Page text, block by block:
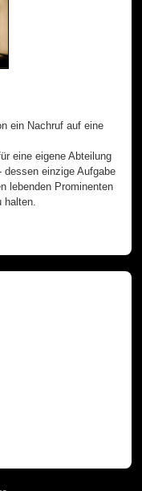
ein Nachruf auf eine
eine eigene Abteilung
dessen einzige Aufgabe
lebenden Prominenten